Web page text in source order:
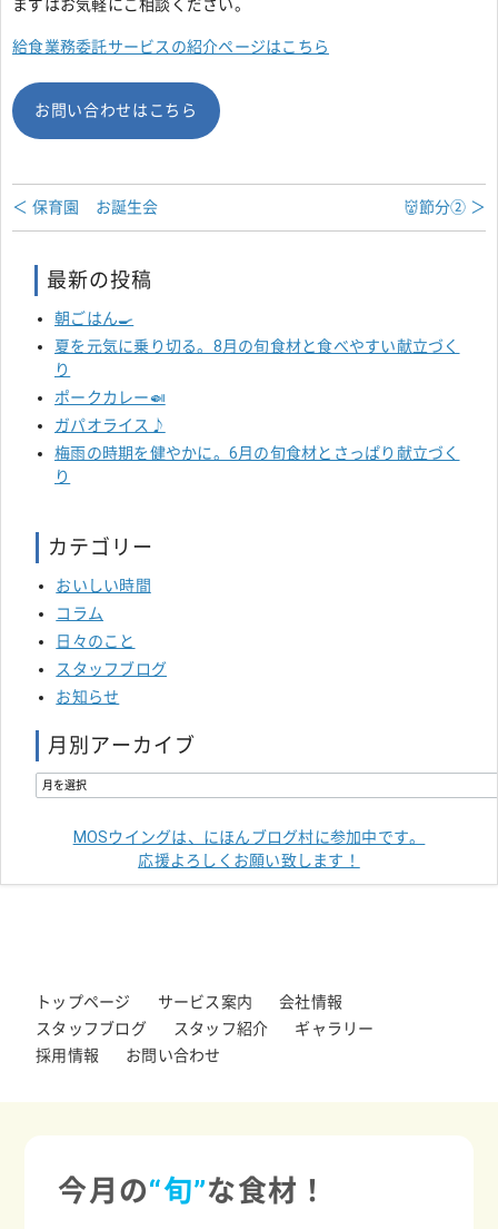
まずはお気軽にご相談ください。
給食業務委託サービスの紹介ページはこちら
お問い合わせはこちら
👹節分② ＞
＜ 保育園 お誕生会
最新の投稿
朝ごはん🍳
夏を元気に乗り切る。8月の旬食材と食べやすい献立づく
り
ポークカレー🍛
ガパオライス♪
梅雨の時期を健やかに。6月の旬食材とさっぱり献立づく
り
カテゴリー
おいしい時間
コラム
日々のこと
スタッフブログ
お知らせ
月別アーカイブ
MOSウイングは、にほんブログ村に参加中です。
応援よろしくお願い致します！
トップページ サービス案内
会社情報
スタッフブログ
スタッフ紹介
ギャラリー
採用情報
お問い合わせ
今月の“旬”な食材！